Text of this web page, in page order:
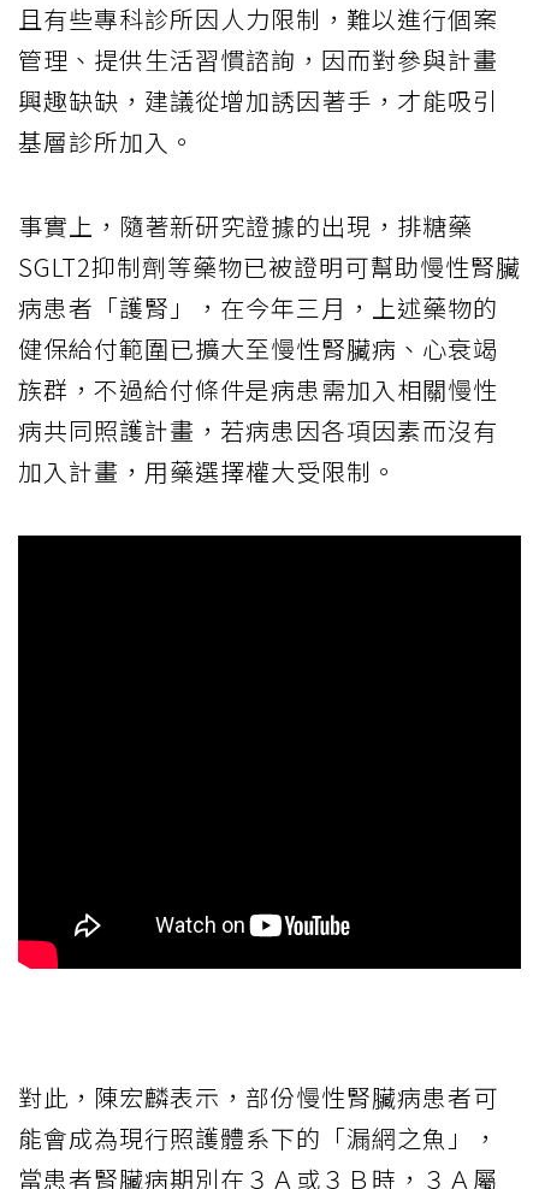
且有些專科診所因人力限制，難以進行個案
管理、提供生活習慣諮詢，因而對參與計畫
興趣缺缺，建議從增加誘因著手，才能吸引
基層診所加入。
事實上，隨著新研究證據的出現，排糖藥
SGLT2抑制劑等藥物已被證明可幫助慢性腎臟
病患者「護腎」，在今年三月，上述藥物的
健保給付範圍已擴大至慢性腎臟病、心衰竭
族群，不過給付條件是病患需加入相關慢性
病共同照護計畫，若病患因各項因素而沒有
加入計畫，用藥選擇權大受限制。
對此，陳宏麟表示，部份慢性腎臟病患者可
能會成為現行照護體系下的「漏網之魚」，
當患者腎臟病期別在３Ａ或３Ｂ時，３Ａ屬